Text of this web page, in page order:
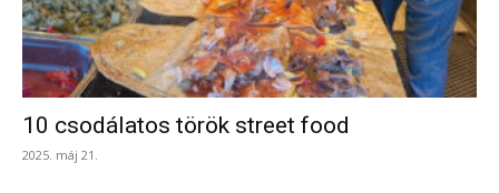
10 csodálatos török street food
2025. máj 21.